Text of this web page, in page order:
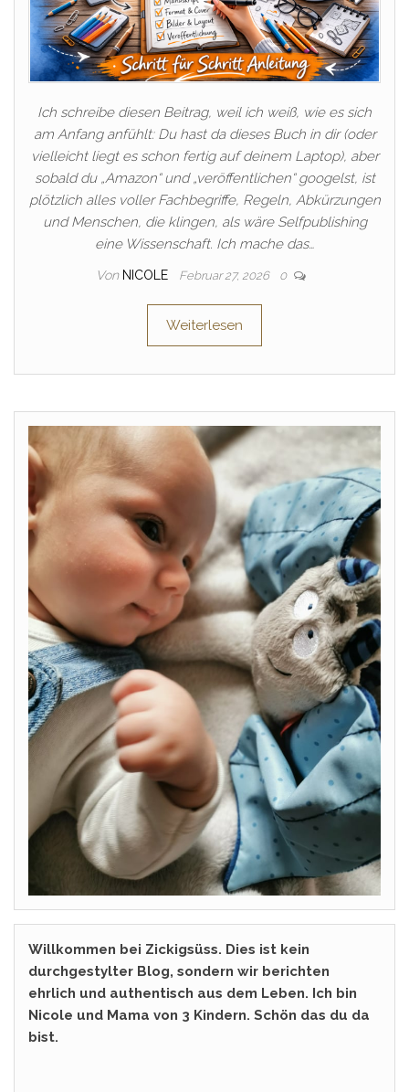
Ich schreibe diesen Beitrag, weil ich weiß, wie es sich
am Anfang anfühlt: Du hast da dieses Buch in dir (oder
vielleicht liegt es schon fertig auf deinem Laptop), aber
sobald du „Amazon“ und „veröffentlichen“ googelst, ist
plötzlich alles voller Fachbegriffe, Regeln, Abkürzungen
und Menschen, die klingen, als wäre Selfpublishing
eine Wissenschaft. Ich mache das…
Von NICOLE Februar 27, 2026 0
Weiterlesen
Willkommen bei Zickigsüss. Dies ist kein
durchgestylter Blog, sondern wir berichten
ehrlich und authentisch aus dem Leben. Ich bin
Nicole und Mama von 3 Kindern. Schön das du da
bist.